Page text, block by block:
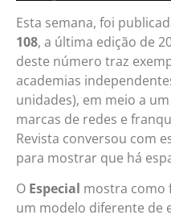
Esta semana, foi
108, a última edição de
deste número traz
academias
unidades), em meio a
marcas de redes e
Revista conversou com
para mostrar que há
O Especial mostra como
um modelo diferente de